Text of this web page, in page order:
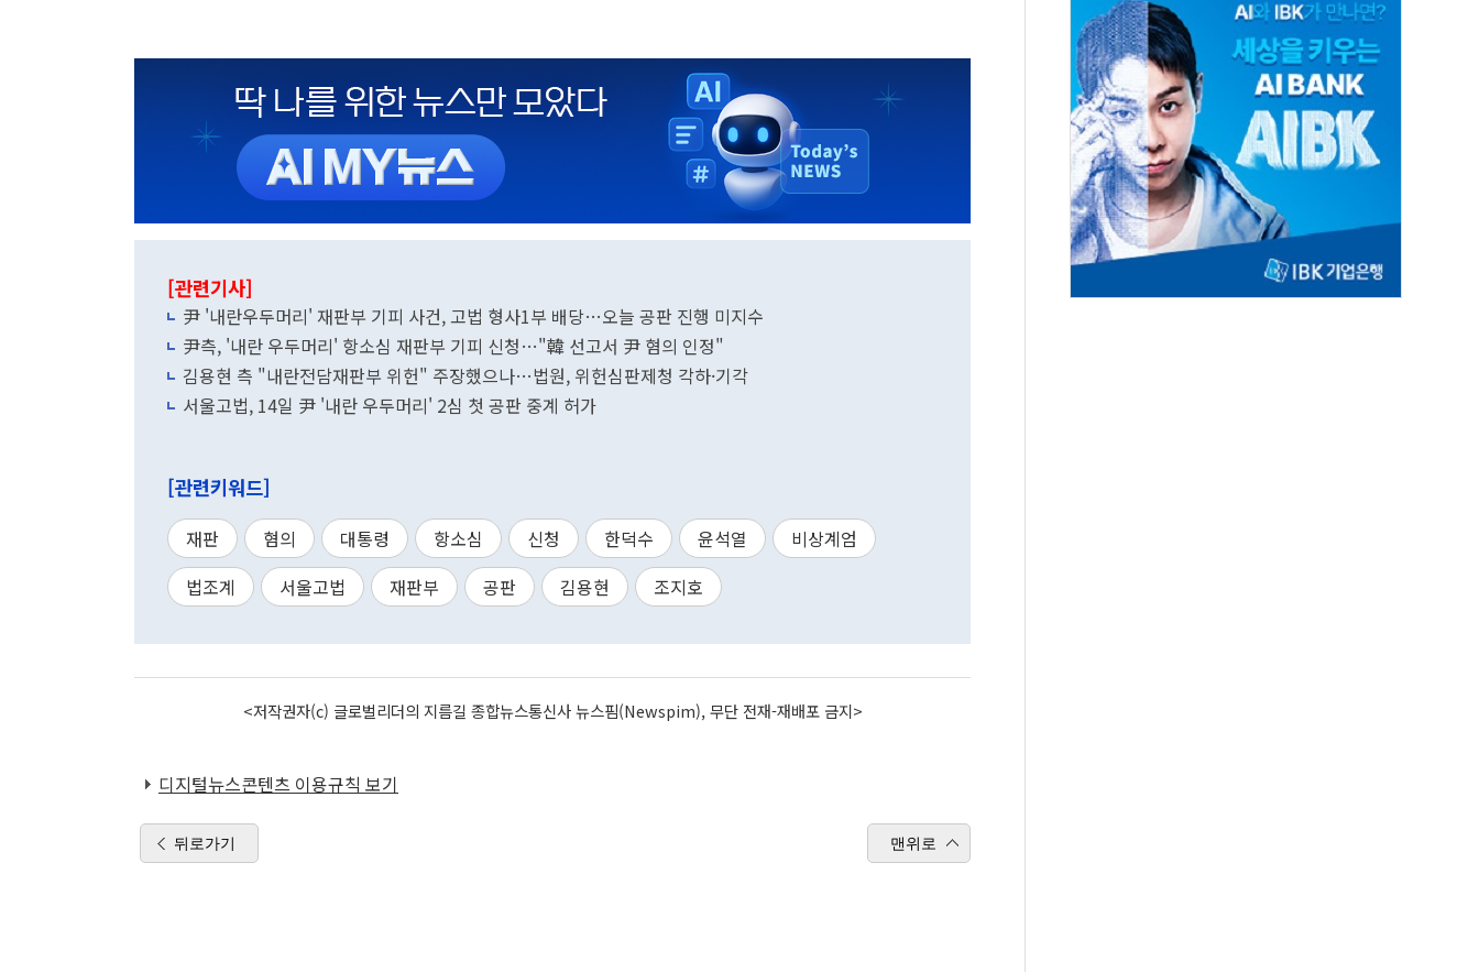
[관련기사]
尹 '내란우두머리' 재판부 기피 사건, 고법 형사1부 배당…오늘 공판 진행 미지수
尹측, '내란 우두머리' 항소심 재판부 기피 신청…"韓 선고서 尹 혐의 인정"
김용현 측 "내란전담재판부 위헌" 주장했으나…법원, 위헌심판제청 각하·기각
서울고법, 14일 尹 '내란 우두머리' 2심 첫 공판 중계 허가
[관련키워드]
재판 혐의 대통령 항소심 신청 한덕수 윤석열
비상계엄
법조계
서울고법 재판부 공판 김용현 조지호
<저작권자(c) 글로벌리더의 지름길 종합뉴스통신사 뉴스핌(Newspim), 무단 전재-재배포 금지>
디지털뉴스콘텐츠 이용규칙 보기
뒤로가기 맨위로